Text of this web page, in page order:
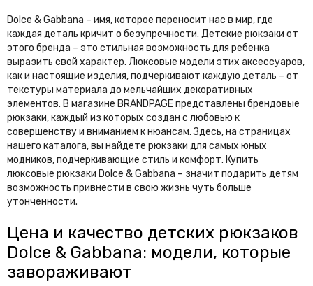
Dolce & Gabbana – имя, которое переносит нас в мир, где
каждая деталь кричит о безупречности. Детские рюкзаки от
этого бренда – это стильная возможность для ребенка
выразить свой характер. Люксовые модели этих аксессуаров,
как и настоящие изделия, подчеркивают каждую деталь – от
текстуры материала до мельчайших декоративных
элементов. В магазине BRANDPAGE представлены брендовые
рюкзаки, каждый из которых создан с любовью к
совершенству и вниманием к нюансам. Здесь, на страницах
нашего каталога, вы найдете рюкзаки для самых юных
модников, подчеркивающие стиль и комфорт. Купить
люксовые рюкзаки Dolce & Gabbana – значит подарить детям
возможность привнести в свою жизнь чуть больше
утонченности.
Цена и качество детских рюкзаков
Dolce & Gabbana: модели, которые
завораживают